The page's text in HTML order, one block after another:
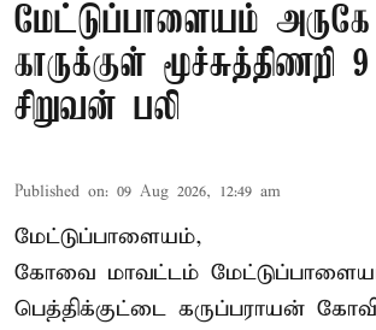
மேட்டுப்பாளையம் அருகே
காருக்குள் மூச்சுத்திணறி
சிறுவன் பலி
Published on: 09 Aug 2026, 12:49 am
மேட்டுப்பாளையம்,
கோவை மாவட்டம்
பெத்திக்குட்டை கருப்பராயன்